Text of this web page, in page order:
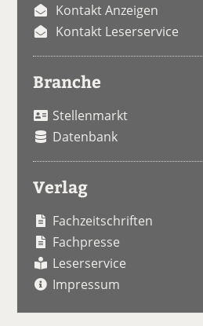
Kontakt Anzeigen
Kontakt Leserservice
Branche
Stellenmarkt
Datenbank
Verlag
Fachzeitschriften
Fachpresse
Leserservice
Impressum